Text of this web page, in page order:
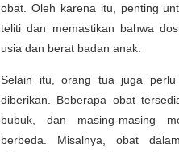
obat. Oleh karena itu, penting
teliti dan memastikan bahwa
usia dan berat badan anak.
Selain itu, orang tua juga
diberikan. Beberapa obat
bubuk, dan masing-masing
berbeda. Misalnya, obat